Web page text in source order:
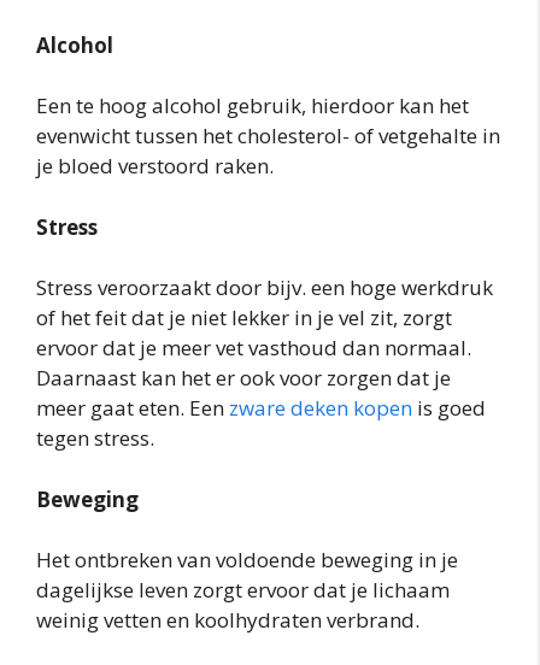
Alcohol
Een te hoog alcohol gebruik, hierdoor kan het
evenwicht tussen het cholesterol- of vetgehalte in
je bloed verstoord raken.
Stress
Stress veroorzaakt door bijv. een hoge werkdruk
of het feit dat je niet lekker in je vel zit, zorgt
ervoor dat je meer vet vasthoud dan normaal.
Daarnaast kan het er ook voor zorgen dat je
meer gaat eten. Een zware deken kopen is goed
tegen stress.
Beweging
Het ontbreken van voldoende beweging in je
dagelijkse leven zorgt ervoor dat je lichaam
weinig vetten en koolhydraten verbrand.